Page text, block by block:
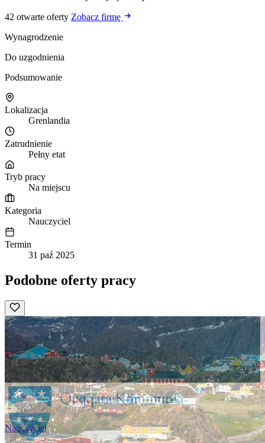
42 otwarte oferty Zobacz firmę
Wynagrodzenie
Do uzgodnienia
Podsumowanie
Lokalizacja
Grenlandia
Zatrudnienie
Pełny etat
Tryb pracy
Na miejscu
Kategoria
Nauczyciel
Termin
31 paź 2025
Podobne oferty pracy
Nauczyciel